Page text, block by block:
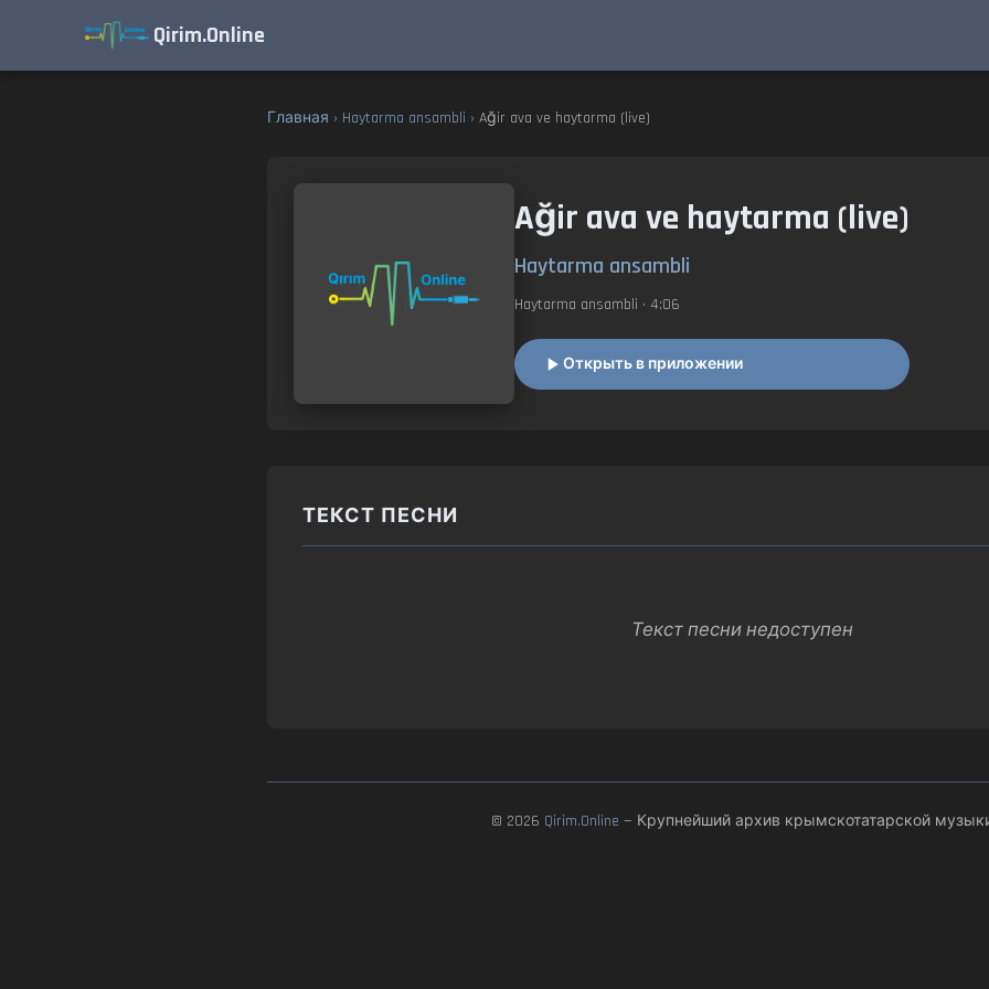
Qirim.Online
Главная › Haytarma ansambli › Ağir ava ve haytarma (live)
Ağir ava ve haytarma (live)
Haytarma ansambli
Haytarma ansambli • 4:06
Открыть в приложении
ТЕКСТ ПЕСНИ
Текст песни недоступен
© 2026 Qirim.Online — Крупнейший архив крымскотатарской